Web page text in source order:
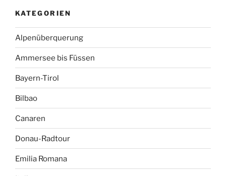
KATEGORIEN
Alpenüberquerung
Ammersee bis Füssen
Bayern-Tirol
Bilbao
Canaren
Donau-Radtour
Emilia Romana